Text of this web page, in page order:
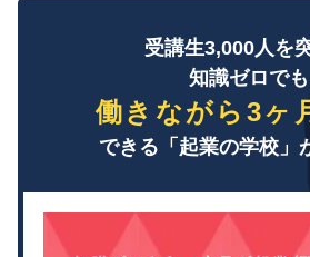
受講生3,000人を
知識ゼロでも
働きながら3ヶ
できる「起業の学校」